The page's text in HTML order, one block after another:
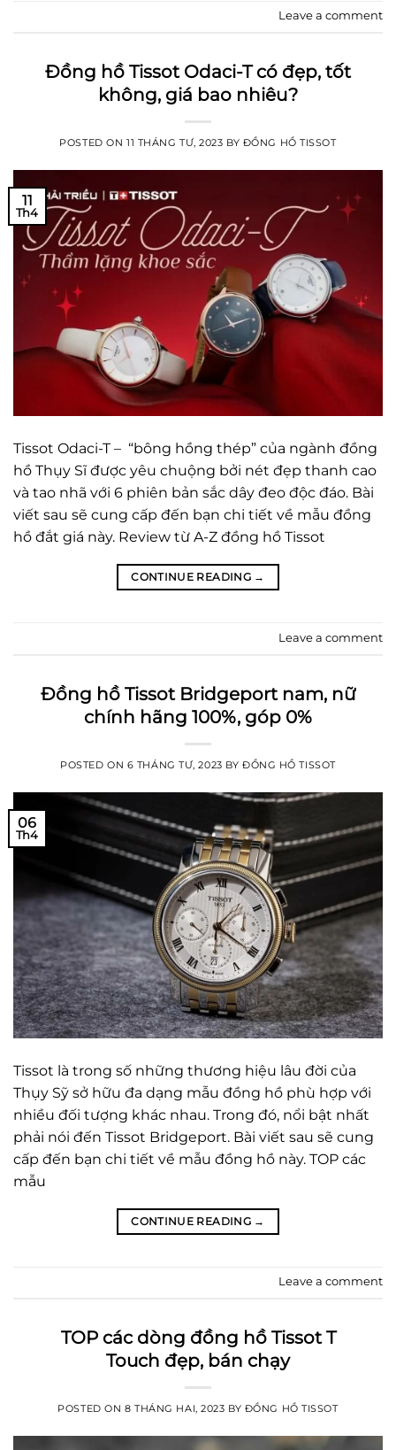
Leave a comment
Đồng hồ Tissot Odaci-T có đẹp, tốt
không, giá bao nhiêu?
POSTED ON 11 THÁNG TƯ, 2023 BY ĐỒNG HỒ TISSOT
11
Th4
Tissot Odaci-T – “bông hồng thép” của ngành đồng
hồ Thụy Sĩ được yêu chuộng bởi nét đẹp thanh cao
và tao nhã với 6 phiên bản sắc dây đeo độc đáo. Bài
viết sau sẽ cung cấp đến bạn chi tiết về mẫu đồng
hồ đắt giá này. Review từ A-Z đồng hồ Tissot
CONTINUE READING →
Leave a comment
Đồng hồ Tissot Bridgeport nam, nữ
chính hãng 100%, góp 0%
POSTED ON 6 THÁNG TƯ, 2023 BY ĐỒNG HỒ TISSOT
06
Th4
Tissot là trong số những thương hiệu lâu đời của
Thụy Sỹ sở hữu đa dạng mẫu đồng hồ phù hợp với
nhiều đối tượng khác nhau. Trong đó, nổi bật nhất
phải nói đến Tissot Bridgeport. Bài viết sau sẽ cung
cấp đến bạn chi tiết về mẫu đồng hồ này. TOP các
mẫu
CONTINUE READING →
Leave a comment
TOP các dòng đồng hồ Tissot T
Touch đẹp, bán chạy
POSTED ON 8 THÁNG HAI, 2023 BY ĐỒNG HỒ TISSOT